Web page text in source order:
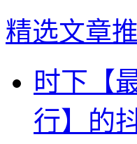
精选文章
时下【
行】的